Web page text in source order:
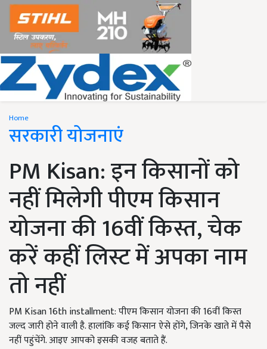
Home
सरकारी योजनाएं
PM Kisan: इन किसानों को
नहीं मिलेगी पीएम किसान
योजना की 16वीं किस्त, चेक
करें कहीं लिस्ट में अपका नाम
तो नहीं
PM Kisan 16th installment: पीएम किसान योजना की 16वीं किस्त
जल्द जारी होने वाली है. हालांकि कई किसान ऐसे होंगे, जिनके खाते में पैसे
नहीं पहुंचेंगे. आइए आपको इसकी वजह बताते हैं.